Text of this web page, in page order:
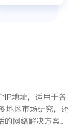
IP地址，适用于各
地区市场研究，还
网络解决方案。